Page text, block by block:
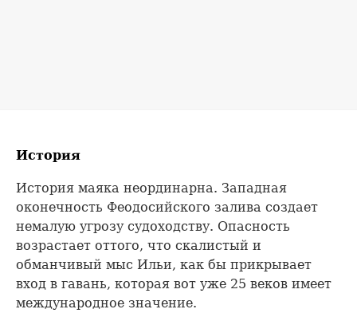
История
История маяка неординарна. Западная
оконечность Феодосийского залива создает
немалую угрозу судоходству. Опасность
возрастает оттого, что скалистый и
обманчивый мыс Ильи, как бы прикрывает
вход в гавань, которая вот уже 25 веков имеет
международное значение.